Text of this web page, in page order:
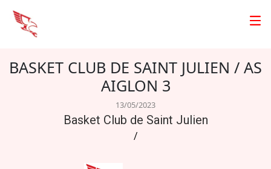
BASKET CLUB DE SAINT JULIEN / AS
AIGLON 3
13/05/2023
Basket Club de Saint Julien
/